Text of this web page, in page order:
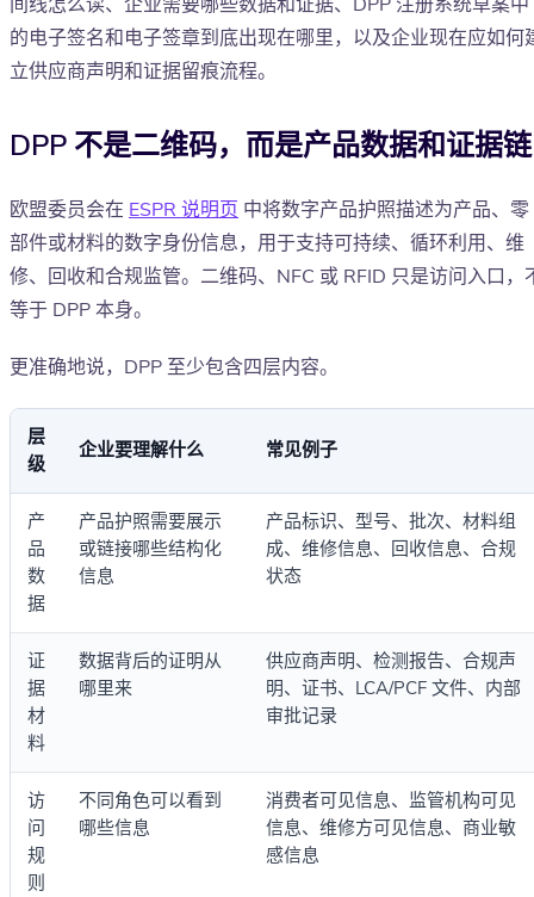
的电子签名和电子签章到底出现在哪里，以及企业现在应如何
立供应商声明和证据留痕流程。
DPP 不是二维码，而是产品数据和证据链
欧盟委员会在 ESPR 说明页 中将数字产品护照描述为产品、零
部件或材料的数字身份信息，用于支持可持续、循环利用、维
修、回收和合规监管。二维码、NFC 或 RFID 只是访问入口，
等于 DPP 本身。
更准确地说，DPP 至少包含四层内容。
层
级
企业要理解什么 常见例子
产
品
数
据
产品护照需要展示
或链接哪些结构化
信息
产品标识、型号、批次、材料组
成、维修信息、回收信息、合规
状态
证
据
材
料
数据背后的证明从
哪里来
供应商声明、检测报告、合规声
明、证书、LCA/PCF 文件、内部
审批记录
访
问
规
则
不同角色可以看到
哪些信息
消费者可见信息、监管机构可见
信息、维修方可见信息、商业敏
感信息